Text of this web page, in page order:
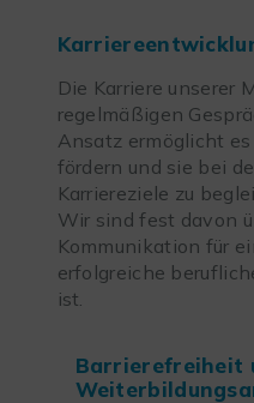
Die Karriere unserer
regelmäßigen
Ansatz ermöglicht
fördern und sie bei
Karriereziele zu
Wir sind fest davon
Kommunikation für
erfolgreiche
ist.
Barrierefreiheit